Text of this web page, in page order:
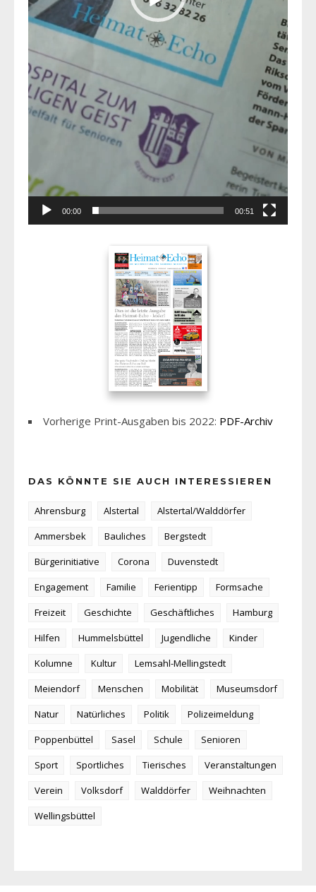
00:00 00:51
Vorherige Print-Ausgaben bis 2022: PDF-Archiv
DAS KÖNNTE SIE AUCH INTERESSIEREN
Ahrensburg Alstertal
Alstertal/Walddörfer
Ammersbek
Bauliches
Bergstedt
Bürgerinitiative
Corona
Duvenstedt
Engagement
Familie Ferientipp
Formsache
Freizeit
Geschichte Geschäftliches
Hamburg
Hilfen
Hummelsbüttel Jugendliche
Kinder
Kolumne
Kultur
Lemsahl-Mellingstedt
Meiendorf
Menschen Mobilität
Museumsdorf
Natur
Natürliches Politik
Polizeimeldung
Poppenbüttel
Sasel Schule
Senioren
Sport
Sportliches Tierisches
Veranstaltungen
Verein
Volksdorf Walddörfer
Weihnachten
Wellingsbüttel